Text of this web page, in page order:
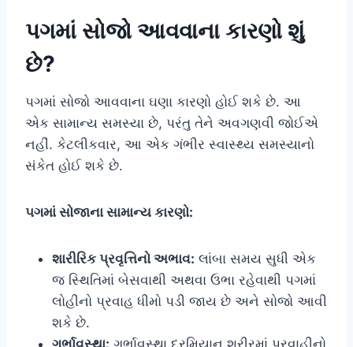
પગમાં સોજો આવવાના કારણો શું
છે?
પગમાં સોજો આવવાના ઘણા કારણો હોઈ શકે છે. આ
એક સામાન્ય સમસ્યા છે, પરંતુ તેને અવગણવી જોઈએ
નહીં. કેટલીકવાર, આ એક ગંભીર સ્વાસ્થ્ય સમસ્યાનો
સંકેત હોઈ શકે છે.
પગમાં સોજાના સામાન્ય કારણો:
શારીરિક પ્રવૃત્તિનો અભાવ: લાંબા સમય સુધી એક
જ સ્થિતિમાં બેસવાથી અથવા ઉભા રહેવાથી પગમાં
લોહીનો પ્રવાહ ધીમો પડી જાય છે અને સોજો આવી
શકે છે.
ગર્ભાવસ્થા: ગર્ભાવસ્થા દરમિયાન શરીરમાં પ્રવાહીનો